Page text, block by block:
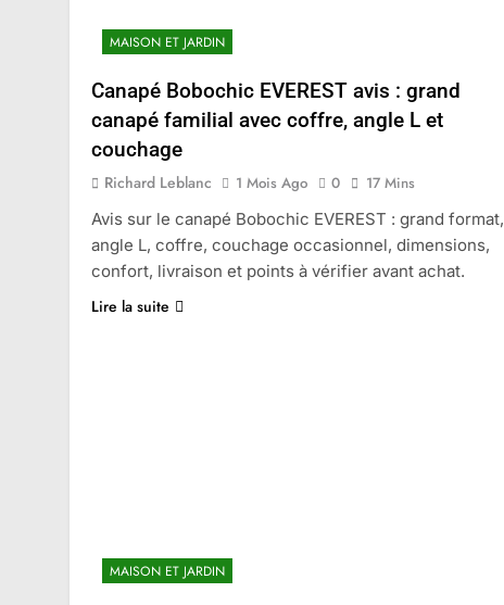
MAISON ET JARDIN
Canapé Bobochic EVEREST avis : grand
canapé familial avec coffre, angle L et
couchage
Richard Leblanc 1 Mois Ago 0
17 Mins
Avis sur le canapé Bobochic EVEREST : grand format,
angle L, coffre, couchage occasionnel, dimensions,
confort, livraison et points à vérifier avant achat.
Lire la suite
MAISON ET JARDIN